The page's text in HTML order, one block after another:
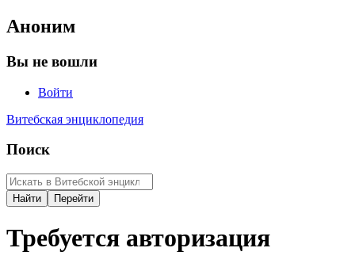
Аноним
Вы не вошли
Войти
Витебская энциклопедия
Поиск
Требуется авторизация